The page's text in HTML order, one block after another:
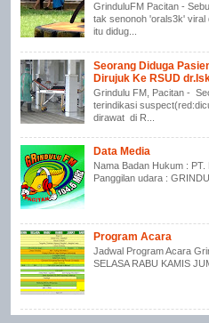
GrinduluFM Pacitan -
tak senonoh 'orals3k' viral
itu didug...
Seorang Diduga
Dirujuk Ke RSUD
Grindulu FM, Pacitan -
terindikasi
dirawat di R...
Data Media
Nama Badan Hukum :
Panggilan udara :
Program Acara
Jadwal Program Acara
SELASA RABU KAMIS